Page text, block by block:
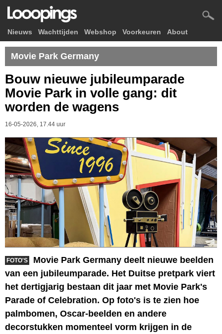
Nieuws Wachttijden Webshop Voorkeuren About
Movie Park Germany
Bouw nieuwe jubileumparade
Movie Park in volle gang: dit
worden de wagens
16-05-2026, 17.44 uur
FOTO'S
Movie Park Germany deelt nieuwe beelden
van een jubileumparade. Het Duitse pretpark viert
het dertigjarig bestaan dit jaar met Movie Park's
Parade of Celebration. Op foto's is te zien hoe
palmbomen, Oscar-beelden en andere
decorstukken momenteel vorm krijgen in de